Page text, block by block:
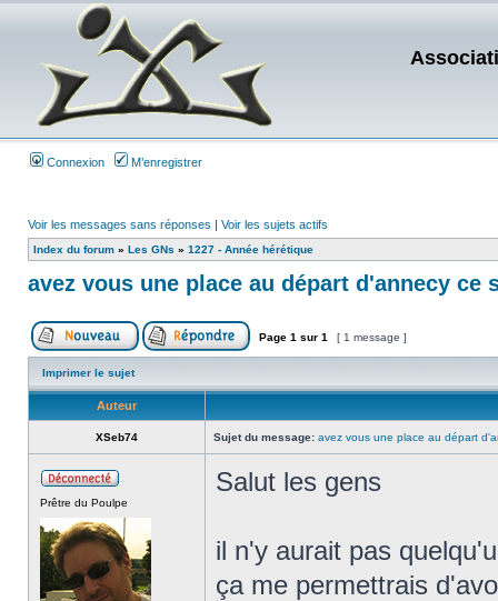
Connexion M’enregistrer
Voir les messages sans réponses | Voir les sujets actifs
Index du forum » Les GNs » 1227 - Année hérétique
avez vous une place au départ d'annecy ce
Page 1 sur 1 [ 1 message ]
Imprimer le sujet
Auteur
XSeb74 Sujet du message: avez vous une place au départ
Prêtre du Poulpe
Salut les gens
il n'y aurait pas
ça me permettrais